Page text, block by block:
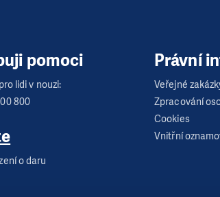
pomoci
lidi v nouzi:
800
o daru
Právní
Veřejné
Zpracování
Cookies
Vnitřní